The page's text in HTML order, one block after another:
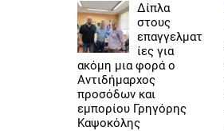
Δίπλα
στους
επαγγελματ
ίες για
ακόμη μια φορά ο
Αντιδήμαρχος
προσόδων και
εμπορίου Γρηγόρης
Καψοκόλης